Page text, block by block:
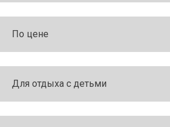
По цене
Для отдыха с детьми
Южный Гоа
Абхазия
Кав Мин Воды